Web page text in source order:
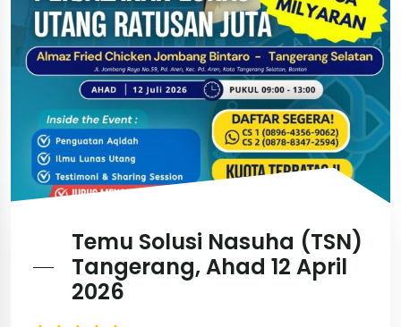
Temu Solusi Nasuha (TSN)
Tangerang, Ahad 12 April
2026